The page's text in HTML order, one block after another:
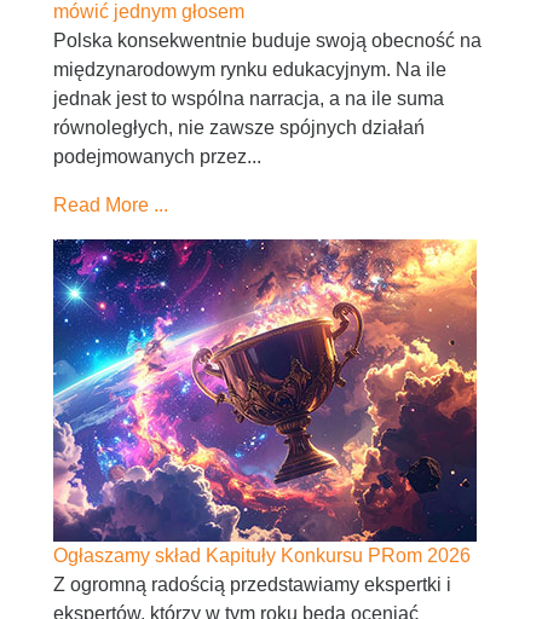
mówić jednym głosem
Polska konsekwentnie buduje swoją obecność na
międzynarodowym rynku edukacyjnym. Na ile
jednak jest to wspólna narracja, a na ile suma
równoległych, nie zawsze spójnych działań
podejmowanych przez...
Read More ...
Ogłaszamy skład Kapituły Konkursu PRom 2026
Z ogromną radością przedstawiamy ekspertki i
ekspertów, którzy w tym roku będą oceniać